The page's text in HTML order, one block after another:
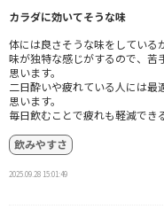
カラダに効いてそうな味
体には良さそうな味をしている
味が独特な感じがするので、苦
思います。
二日酔いや疲れている人には最
思います。
毎日飲むことで疲れも軽減でき
飲みやすさ
2025.09.28 15:01:49